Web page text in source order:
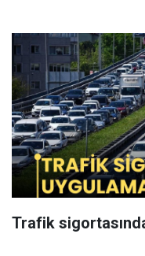
Trafik